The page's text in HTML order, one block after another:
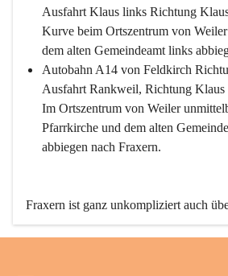
Ausfahrt Klaus links Richtung
Kurve beim Ortszentrum von
dem alten Gemeindeamt links
Autobahn A14 von Feldkirch
Ausfahrt Rankweil, Richtung Klaus
Im Ortszentrum von Weiler
Pfarrkirche und dem alten
abbiegen nach Fraxern.
Fraxern ist ganz unkompliziert auch
den öffentlichen Verkehrsmitteln zu